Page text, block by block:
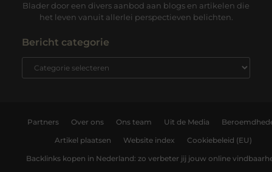
Blader door een divers aanbod aan blogs en artikelen die
het leven vanuit allerlei perspectieven belichten.
Bericht categorie
Partners Over ons Ons team Uit de Media
Artikel plaatsen Website index Cookiebeleid (EU)
Backlinks kopen in Nederland: zo verbeter jij jouw online